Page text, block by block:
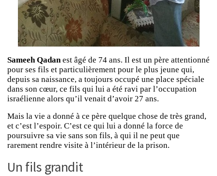
Sameeh Qadan est âgé de 74 ans. Il est un père attentionné
pour ses fils et particulièrement pour le plus jeune qui,
depuis sa naissance, a toujours occupé une place spéciale
dans son cœur, ce fils qui lui a été ravi par l’occupation
israélienne alors qu’il venait d’avoir 27 ans.
Mais la vie a donné à ce père quelque chose de très grand,
et c’est l’espoir. C’est ce qui lui a donné la force de
poursuivre sa vie sans son fils, à qui il ne peut que
rarement rendre visite à l’intérieur de la prison.
Un fils grandit